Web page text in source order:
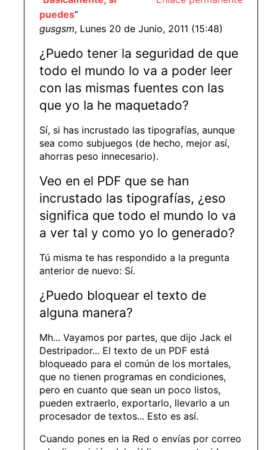
puedes”
gusgsm, Lunes 20 de Junio, 2011 (15:48)
¿Puedo tener la seguridad de que
todo el mundo lo va a poder leer
con las mismas fuentes con las
que yo la he maquetado?
Sí, si has incrustado las tipografías, aunque
sea como subjuegos (de hecho, mejor así,
ahorras peso innecesario).
Veo en el PDF que se han
incrustado las tipografías, ¿eso
significa que todo el mundo lo va
a ver tal y como yo lo generado?
Tú misma te has respondido a la pregunta
anterior de nuevo: Sí.
¿Puedo bloquear el texto de
alguna manera?
Mh... Vayamos por partes, que dijo Jack el
Destripador... El texto de un PDF está
bloqueado para el común de los mortales,
que no tienen programas en condiciones,
pero en cuanto que sean un poco listos,
pueden extraerlo, exportarlo, llevarlo a un
procesador de textos... Esto es así.
Cuando pones en la Red o envías por correo